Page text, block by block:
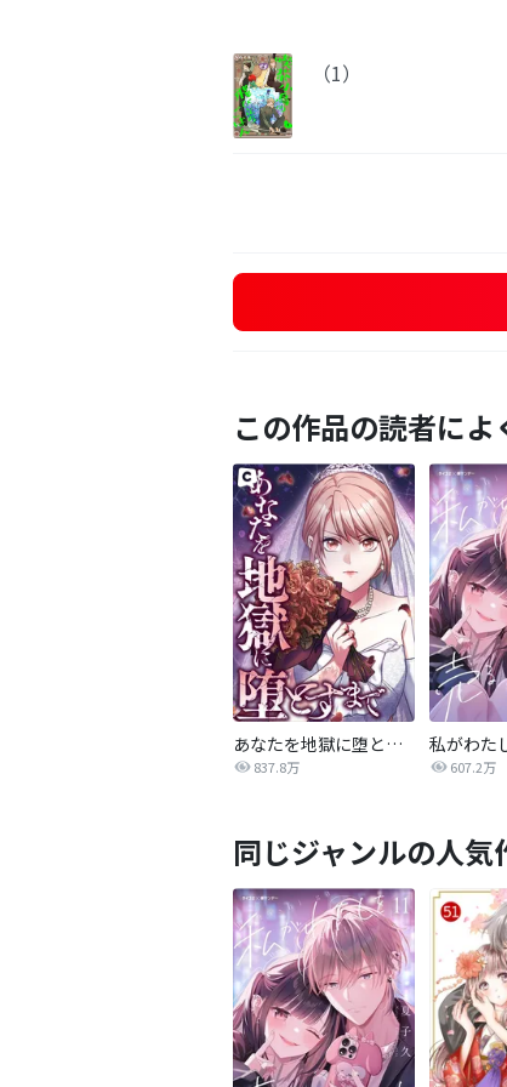
（1）
この作品の読者に
あなたを地獄に堕とすまで
837.8万
私がわた
607.2万
同じジャンルの人気